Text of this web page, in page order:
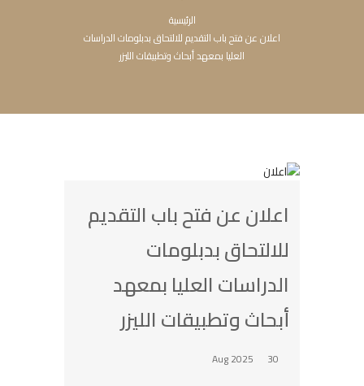
الرئيسية
اعلان عن فتح باب التقديم للالتحاق بدبلومات الدراسات
العليا بمعهد أبحاث وتطبيقات الليزر
اعلان عن فتح باب التقديم
للالتحاق بدبلومات
الدراسات العليا بمعهد
أبحاث وتطبيقات الليزر
30 Aug 2025